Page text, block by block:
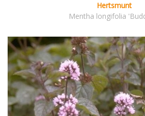
Hertsmunt
Mentha longifolia